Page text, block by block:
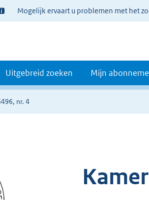
Mogelijk ervaart u problemen met het
Uitgebreid zoeken Mijn
nr. 4